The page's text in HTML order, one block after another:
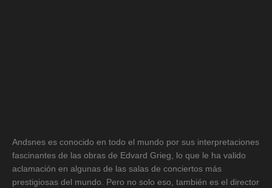
Andsnes es conocido en todo el mundo por sus interpretaciones
fascinantes de las obras de Edvard Grieg, lo que le ha valido
aclamación en algunas de las salas de conciertos más
prestigiosas del mundo. Pero no solo eso, también es el director